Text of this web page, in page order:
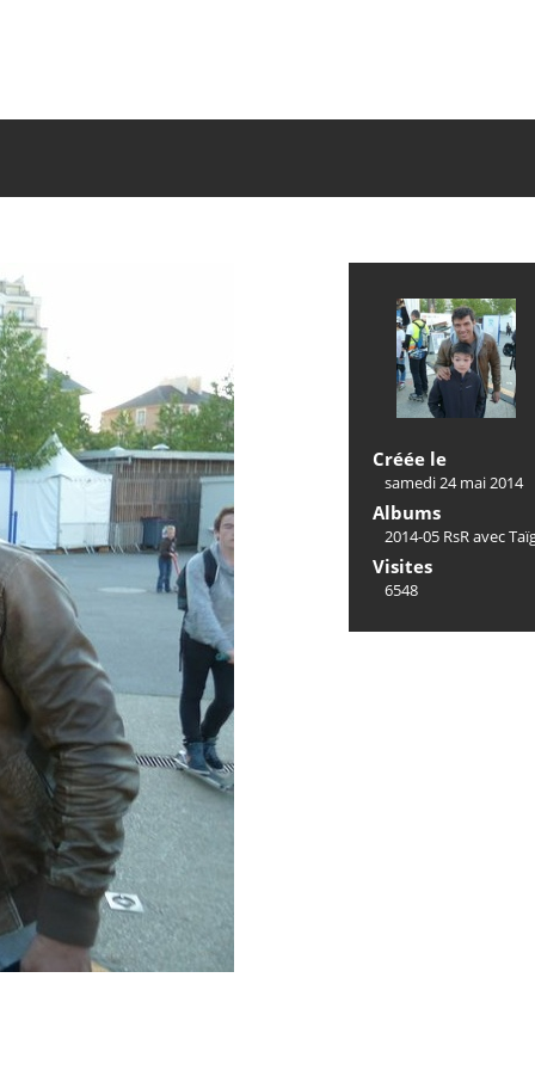
Créée le
samedi 24 mai 2014
Albums
2014-05 RsR avec
Visites
6548